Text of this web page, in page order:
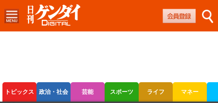
トピックス 政治・社会 芸能 スポーツ ライフ マネー